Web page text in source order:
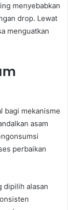
menyebabkan
drop. Lewat
menguatkan
bagi mekanisme
asam
perbaikan
dipilih alasan